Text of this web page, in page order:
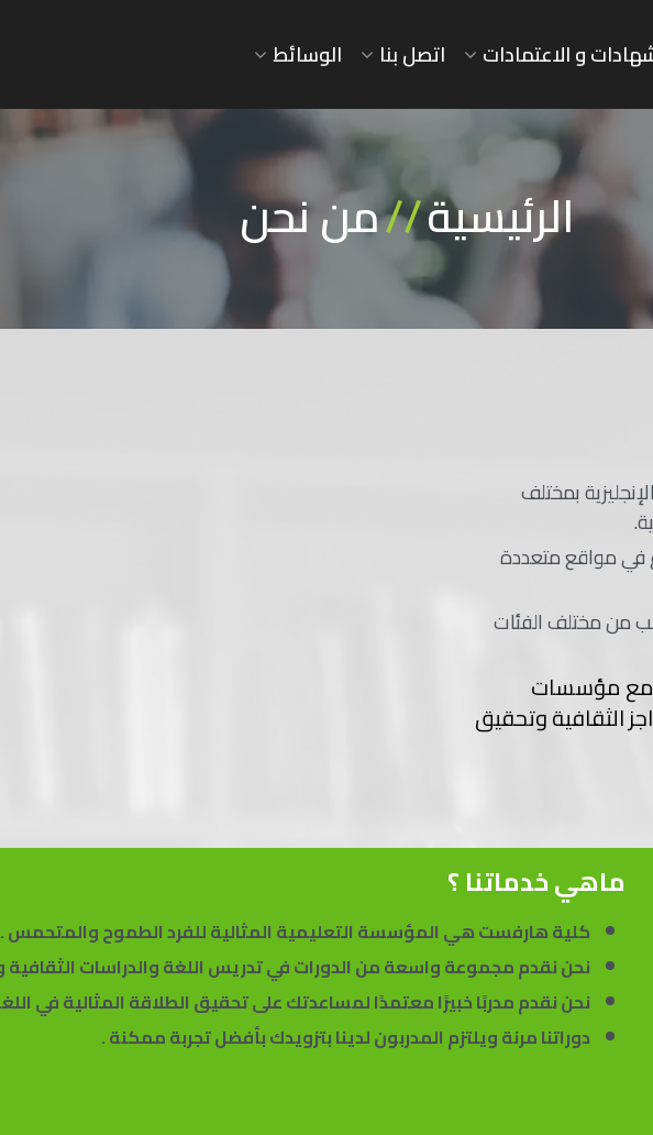
و الاعتمادات اتصل بنا الوسائط
الرئيسية//من نحن
بمختلف
توسّعت المؤسسة لتشمل 7 فروع في مواقع متعددة
حاليًا على تمكين أكثر من 120,000 طالب من مختلف الفئات
مع مؤسسات
الثقافية وتحقيق
ماهي خدماتنا ؟
كلية هارفست هي المؤسسة التعليمية المثالية للفرد الطموح والمتحمس .
نحن نقدم مجموعة واسعة من الدورات في تدريس اللغة والدراسات الثقافية
نحن نقدم مدربًا خبيرًا معتمدًا لمساعدتك على تحقيق الطلاقة المثالية في
دوراتنا مرنة ويلتزم المدربون لدينا بتزويدك بأفضل تجربة ممكنة.